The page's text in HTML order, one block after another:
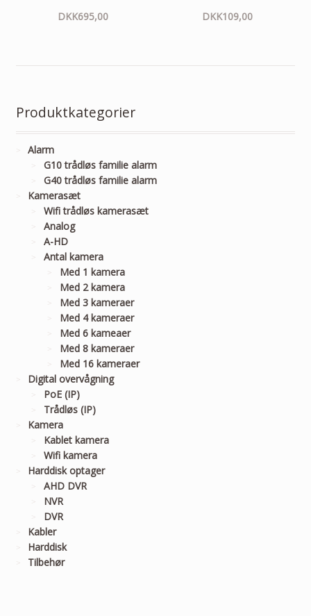
DKK695,00 DKK109,00
Produktkategorier
Alarm
G10 trådløs familie alarm
G40 trådløs familie alarm
Kamerasæt
Wifi trådløs kamerasæt
Analog
A-HD
Antal kamera
Med 1 kamera
Med 2 kamera
Med 3 kameraer
Med 4 kameraer
Med 6 kameaer
Med 8 kameraer
Med 16 kameraer
Digital overvågning
PoE (IP)
Trådløs (IP)
Kamera
Kablet kamera
Wifi kamera
Harddisk optager
AHD DVR
NVR
DVR
Kabler
Harddisk
Tilbehør